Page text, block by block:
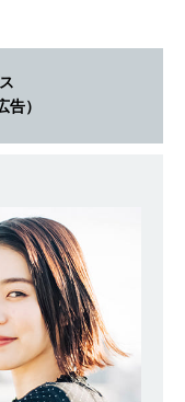
特化した人材紹介サービ
企業 ｜ 設立から毎年黒
上がり ｜ 未経験から営
28卒 ｜ トップ企業内定の
ンターン 】 東京勤務・
でもOK ｜ 新卒の3年以
の今まさに求められてい
2年目で1,000万円越え